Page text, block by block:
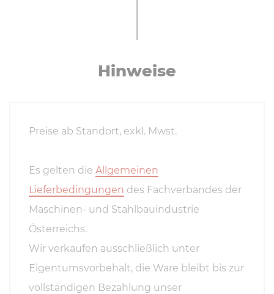
Hinweise
Preise ab Standort, exkl. Mwst.
Es gelten die Allgemeinen
Lieferbedingungen des Fachverbandes der
Maschinen- und Stahlbauindustrie
Österreichs.
Wir verkaufen ausschließlich unter
Eigentumsvorbehalt, die Ware bleibt bis zur
vollständigen Bezahlung unser